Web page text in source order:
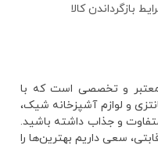
بازگرداندن کالا
معتبر و تخصصی است که با
و لوازم آشپزخانه شیک،
و جذاب داشته باشید.
سعی داریم بهترین‌ها را